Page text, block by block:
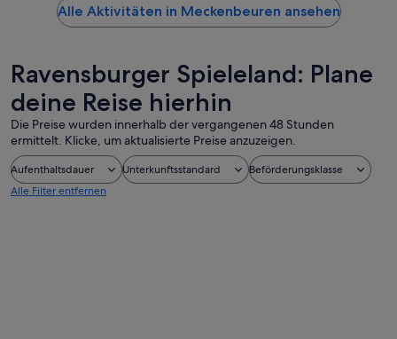
Alle Aktivitäten in Meckenbeuren ansehen
Ravensburger Spieleland: Plane
deine Reise hierhin
Die Preise wurden innerhalb der vergangenen 48 Stunden
ermittelt. Klicke, um aktualisierte Preise anzuzeigen.
Aufenthaltsdauer Unterkunftsstandard
Beförderungsklasse
Alle Filter entfernen